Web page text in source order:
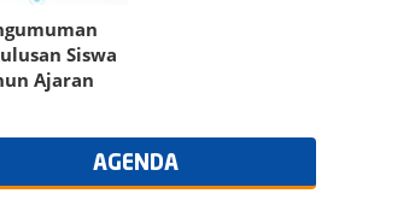
Siswa
Ajaran
AGENDA